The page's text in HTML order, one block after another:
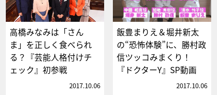
高橋みなみは「さん
ま」を正しく食べられ
る？『芸能人格付けチ
ェック』初参戦
2017.10.06
飯豊まりえ＆堀井新太
の“恐怖体験”に、勝村政
信ツッコみまくり！
『ドクターY』SP動画
2017.10.06